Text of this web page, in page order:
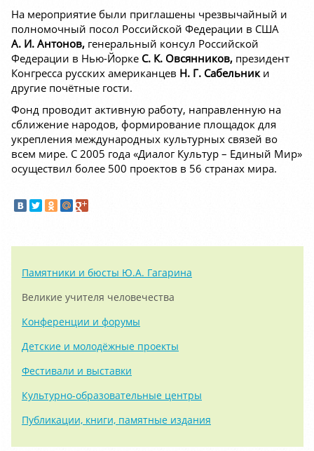
На мероприятие были приглашены чрезвычайный и
полномочный посол Российской Федерации в США
А. И. Антонов, генеральный консул Российской
Федерации в Нью-Йорке С. К. Овсянников, президент
Конгресса русских американцев Н. Г. Сабельники
другие почётные гости.
Фонд проводит активную работу, направленную на
сближение народов, формирование площадок для
укрепления международных культурных связей во
всем мире. С 2005 года «Диалог Культур – Единый Мир»
осуществил более 500 проектов в 56 странах мира.
Памятники и бюсты Ю.А. Гагарина
Великие учителя человечества
Конференции и форумы
Детские и молодёжные проекты
Фестивали и выставки
Культурно-образовательные центры
Публикации, книги, памятные издания